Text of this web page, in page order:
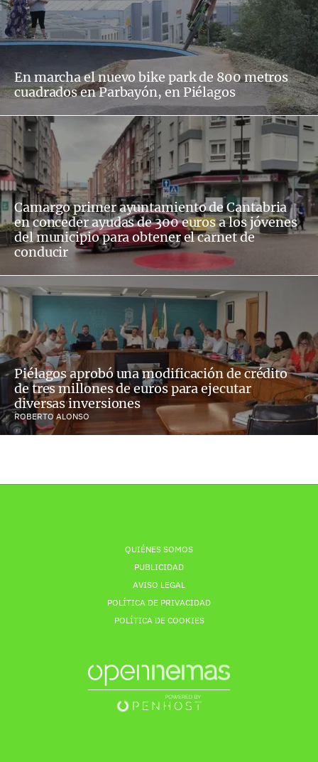
En marcha el nuevo bike park de 800 metros
cuadrados en Parbayón, en Piélagos
Camargo primer ayuntamiento de Cantabria
en conceder ayudas de 300 euros a los jóvenes
del municipio para obtener el carnet de
conducir
Piélagos aprobó una modificación de crédito
de tres millones de euros para ejecutar
diversas inversiones
ROBERTO ALONSO
QUIÉNES SOMOS
PUBLICIDAD
AVISO LEGAL
POLÍTICA DE PRIVACIDAD
POLÍTICA DE COOKIES